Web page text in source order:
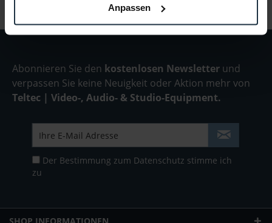
Anpassen
Abonnieren Sie den kostenlosen Newsletter und
verpassen Sie keine Neuigkeit oder Aktion mehr von
Teltec | Video-, Audio- & Studio-Equipment.
Der Bestimmung zum Datenschutz stimme ich
zu